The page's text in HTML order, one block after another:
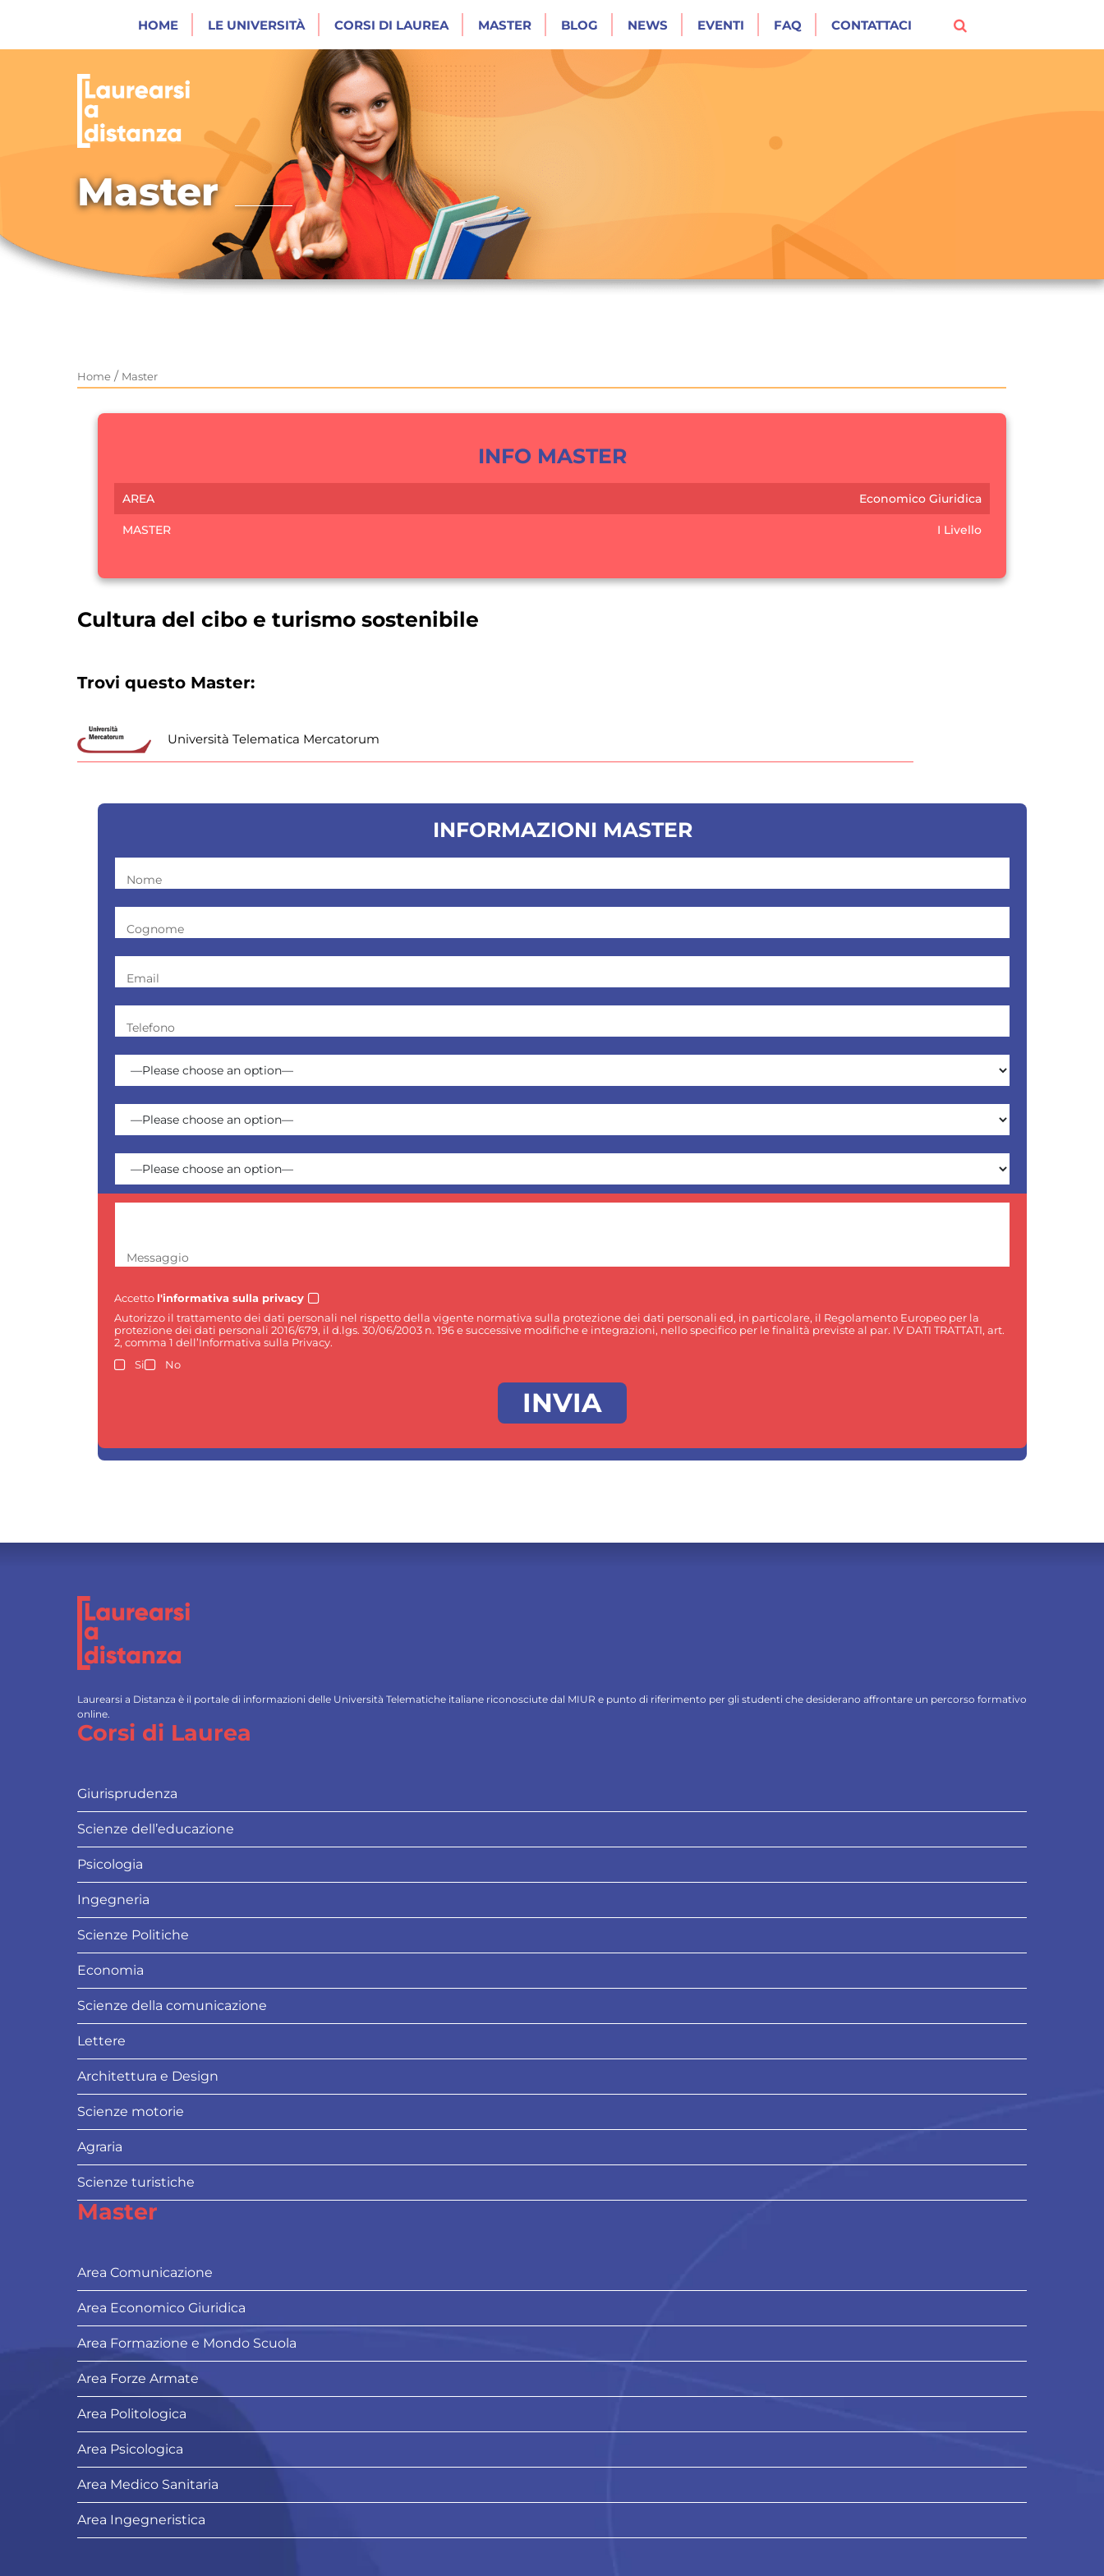
HOME LE UNIVERSITÀ CORSI DI LAUREA MASTER BLOG NEWS EVENTI FAQ CONTATTACI
Master
Home / Master
INFO MASTER
AREA Economico Giuridica
MASTER I Livello
Cultura del cibo e turismo sostenibile
Trovi questo Master:
Università Telematica Mercatorum
INFORMAZIONI MASTER
Nome
Cognome
Email
Telefono
Messaggio
Accetto l'informativa sulla privacy
Autorizzo il trattamento dei dati personali nel rispetto della vigente normativa sulla protezione dei dati personali ed, in particolare, il Regolamento Europeo per la
protezione dei dati personali 2016/679, il d.lgs. 30/06/2003 n. 196 e successive modifiche e integrazioni, nello specifico per le finalità previste al par. IV DATI TRATTATI, art.
2, comma 1 dell’Informativa sulla Privacy.
Si
No
Laurearsi a Distanza è il portale di informazioni delle Università Telematiche italiane riconosciute dal MIUR e punto di riferimento per gli studenti che desiderano affrontare un percorso formativo
online.
Corsi di Laurea
Giurisprudenza
Scienze dell’educazione
Psicologia
Ingegneria
Scienze Politiche
Economia
Scienze della comunicazione
Lettere
Architettura e Design
Scienze motorie
Agraria
Scienze turistiche
Master
Area Comunicazione
Area Economico Giuridica
Area Formazione e Mondo Scuola
Area Forze Armate
Area Politologica
Area Psicologica
Area Medico Sanitaria
Area Ingegneristica